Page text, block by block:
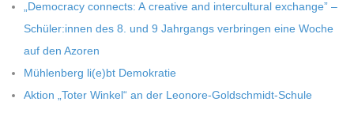
-
S
„Demo­cracy con­nects: A crea­tive and inter­cul­tu­ral exch­ange” –
Schüler:innen des 8. und 9 Jahr­gangs ver­brin­gen eine Woche
auf den Azoren
Müh­len­berg li(e)bt Demokratie
Aktion „Toter Win­kel“ an der Leonore-Goldschmidt-Schule